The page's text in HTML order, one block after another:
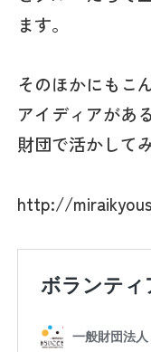
ます。
そのほかにもこ
アイディアがあ
財団で活かして
http://